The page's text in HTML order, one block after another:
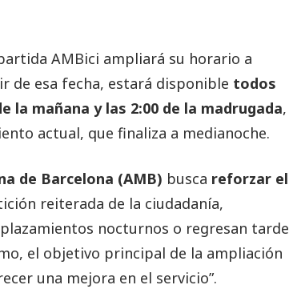
AMBici ampliará su horario a
de esa fecha, estará disponible todos
la mañana y las 2:00 de la madrugada,
actual, que finaliza a medianoche.
de Barcelona (AMB) busca reforzar el
reiterada de la ciudadanía,
nocturnos o regresan tarde
el objetivo principal de la ampliación
una mejora en el servicio”.